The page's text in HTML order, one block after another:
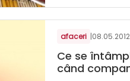
afaceri |08.05.2012
Ce se
când